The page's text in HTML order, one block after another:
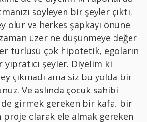
söyleyen bir şeyler çıktı,
olur ve herkes şapkayı önüne
üzerine düşünmeye değer
türlüsü çok hipotetik, egoların
yıpratıcı şeyler. Diyelim ki
çıkmadı ama siz bu yolda bir
Ve aslında çocuk sahibi
girmek gereken bir kafa, bir
proje olarak ele almak gereken